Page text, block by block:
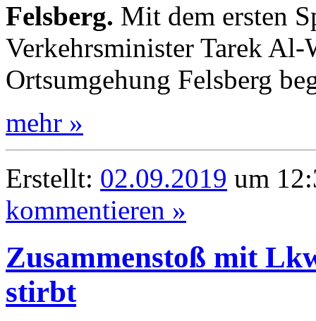
Felsberg. Mit dem ersten
Verkehrsminister Tarek Al-
Ortsumgehung Felsberg
mehr »
Erstellt: 02.09.2019 um
kommentieren »
Zusammenstoß mit
stirbt